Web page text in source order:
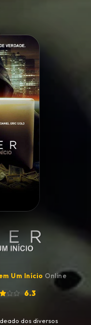
Um Início Online
6.3
dos diversos